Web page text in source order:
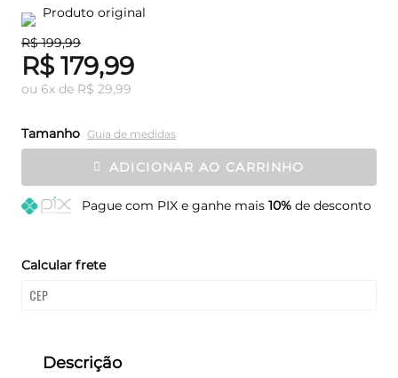
Produto original
R$ 199,99
R$ 179,99
ou 6x de R$ 29,99
Tamanho Guia de medidas
ADICIONAR AO CARRINHO
Pague com PIX e ganhe mais 10%de desconto
Calcular frete
Descrição